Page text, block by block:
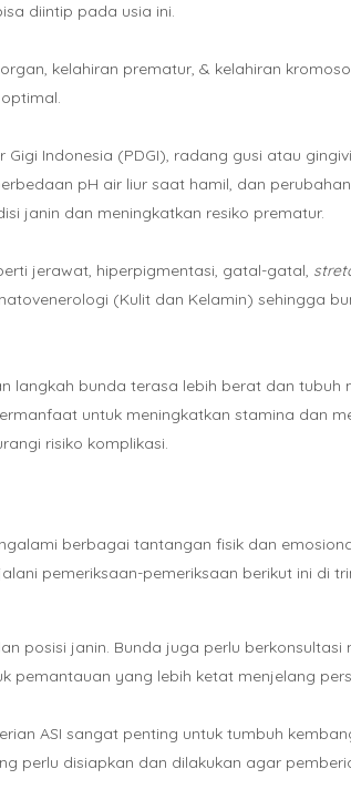
diintip pada usia ini.
kelahiran prematur, & kelahiran
Indonesia (PDGI), radang gusi atau
pH air liur saat hamil, dan
janin dan meningkatkan resiko prematur.
jerawat, hiperpigmentasi, gatal-gatal,
(Kulit dan Kelamin) sehingga
langkah bunda terasa lebih berat dan tubuh
untuk meningkatkan stamina dan
risiko komplikasi.
berbagai tantangan fisik dan
pemeriksaan-pemeriksaan berikut ini di
posisi janin. Bunda juga perlu berkonsultasi
pemantauan yang lebih ketat menjelang
ASI sangat penting untuk tumbuh
perlu disiapkan dan dilakukan agar